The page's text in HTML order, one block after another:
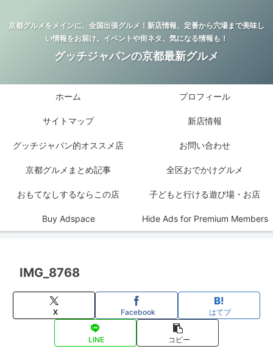
京都グルメをメインに、全国出張グルメ！新店情報、定番から穴場まで美味し
い情報をお届け。イベントや街ネタ、気になる情報も！
グッチジャパンの京都最新グルメ
ホーム プロフィール
サイトマップ 新店情報
グッチジャパン的オススメ店 お問い合わせ
京都グルメまとめ記事 全区おでかけグルメ
おもてなしするならこの店 子どもと行ける遊び場・お店
Buy Adspace Hide Ads for Premium Members
IMG_8768
X Facebook はてブ
LINE コピー